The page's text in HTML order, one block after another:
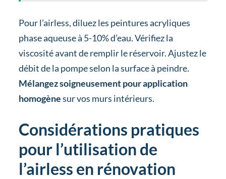
Pour l’airless, diluez les peintures acryliques
phase aqueuse à 5-10% d’eau. Vérifiez la
viscosité avant de remplir le réservoir. Ajustez le
débit de la pompe selon la surface à peindre.
Mélangez soigneusement pour application
homogènesur vos murs intérieurs.
Considérations pratiques
pour l’utilisation de
l’airless en rénovation